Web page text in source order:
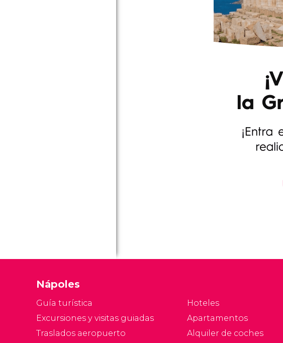
Nápoles
Guía turística
Excursiones y visitas guiadas
Traslados aeropuerto
Hoteles
Apartamentos
Alquiler de coches